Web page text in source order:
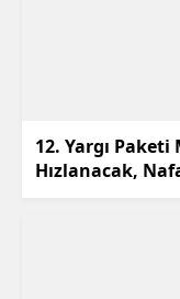
12. Yargı Paketi
Hızlanacak,